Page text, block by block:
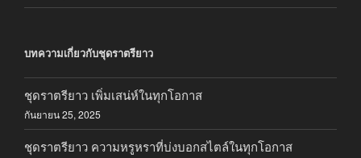
บทความเกี่ยวกับชุดราตรียาว
ชุดราตรียาว เพิ่มเสน่ห์ในทุกโอกาส
กันยายน 25, 2025
ชุดราตรียาว ความหรูหราที่บ่งบอกสไตล์ในทุกโอกาส